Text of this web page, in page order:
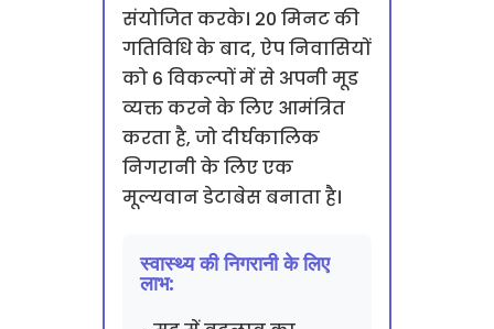
संयोजित करके। 20 मिनट की
गतिविधि के बाद, ऐप निवासियों
को 6 विकल्पों में से अपनी मूड
व्यक्त करने के लिए आमंत्रित
करता है, जो दीर्घकालिक
निगरानी के लिए एक
मूल्यवान डेटाबेस बनाता है।
स्वास्थ्य की निगरानी के लिए
लाभ: